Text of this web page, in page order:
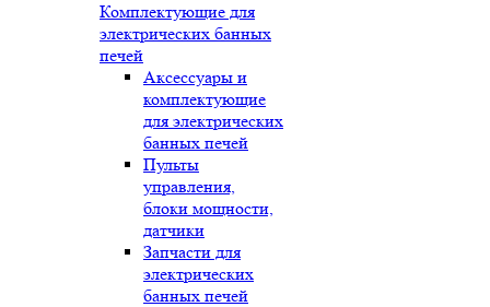
Комплектующие для
электрических банных
печей
Аксессуары и
комплектующие
для электрических
банных печей
Пульты
управления,
блоки мощности,
датчики
Запчасти для
электрических
банных печей